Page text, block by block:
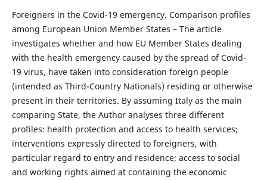
Foreigners in the Covid-19 emergency. Comparison profiles
among European Union Member States – The article
investigates whether and how EU Member States dealing
with the health emergency caused by the spread of Covid-
19 virus, have taken into consideration foreign people
(intended as Third-Country Nationals) residing or otherwise
present in their territories. By assuming Italy as the main
comparing State, the Author analyses three different
profiles: health protection and access to health services;
interventions expressly directed to foreigners, with
particular regard to entry and residence; access to social
and working rights aimed at containing the economic